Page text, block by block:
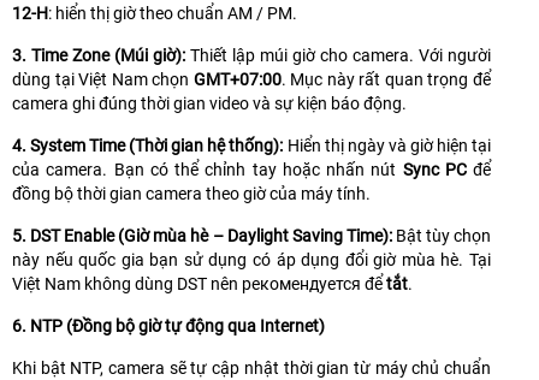
12-H: hiển thị giờ theo chuẩn AM / PM.
3. Time Zone (Múi giờ): Thiết lập múi giờ cho camera. Với người
dùng tại Việt Nam chọn GMT+07:00. Mục này rất quan trọng để
camera ghi đúng thời gian video và sự kiện báo động.
4. System Time (Thời gian hệ thống): Hiển thị ngày và giờ hiện tại
của camera. Bạn có thể chỉnh tay hoặc nhấn nút Sync PCđể
đồng bộ thời gian camera theo giờ của máy tính.
5. DST Enable (Giờ mùa hè – Daylight Saving Time): Bật tùy chọn
này nếu quốc gia bạn sử dụng có áp dụng đổi giờ mùa hè. Tại
Việt Nam không dùng DST nên рекомендуется đểtắt.
6. NTP (Đồng bộ giờ tự động qua Internet)
Khi bật NTP, camera sẽ tự cập nhật thời gian từ máy chủ chuẩn